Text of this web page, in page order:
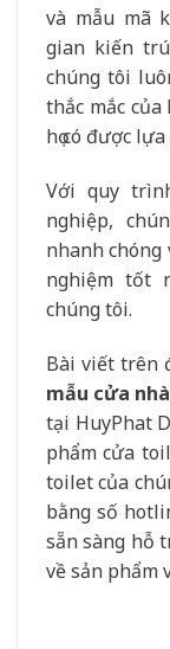
và mẫu mã
gian kiến
chúng tôi
thắc mắc
họ có được
Với quy
nghiệp,
nhanh
nghiệm tốt
chúng tôi.
Bài viết trên
mẫu cửa nhà
tại HuyPhat
phẩm cửa
toilet của
bằng số
sẵn sàng hỗ
về sản phẩm